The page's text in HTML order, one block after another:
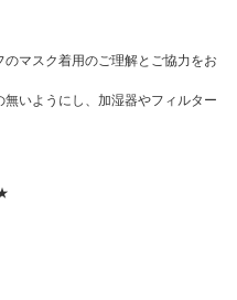
マスク着用のご理解とご協力をお
いようにし、加湿器やフィルター